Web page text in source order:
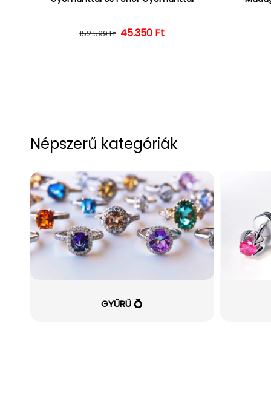
Normál ár
152.599 Ft Kedvezményes ár
45.350 Ft
Népszerű kategóriák
GYŰRŰ 💍